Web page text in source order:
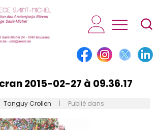
AESM...
2015-02-27 à 09.36.17
Tanguy Crollen | Publié dans